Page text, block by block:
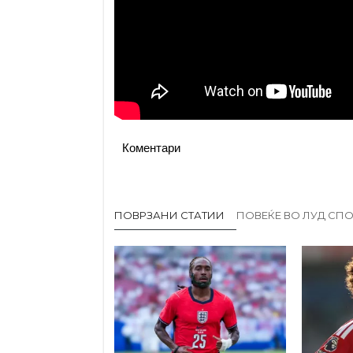
Коментари
ПОВРЗАНИ СТАТИИ ПОВЕЌЕ ВО ЛУД